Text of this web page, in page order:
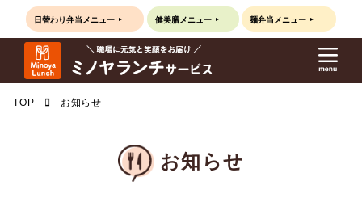
日替わり弁当 メニュー 健美膳メニュー 麺弁当 メニュー
TOP お知らせ
お知らせ